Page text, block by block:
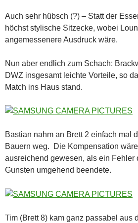
Auch sehr hübsch (?) – Statt der
höchst stylische Sitzecke, wobei
angemessenere Ausdruck wäre.
Nun aber endlich zum Schach:
DWZ insgesamt leichte Vorteile, so
Match ins Haus stand.
Bastian nahm an Brett 2 einfach mal
Bauern weg. Die Kompensation
ausreichend gewesen, als ein Fehler
Gunsten umgehend beendete.
Tim (Brett 8) kam ganz passabel aus